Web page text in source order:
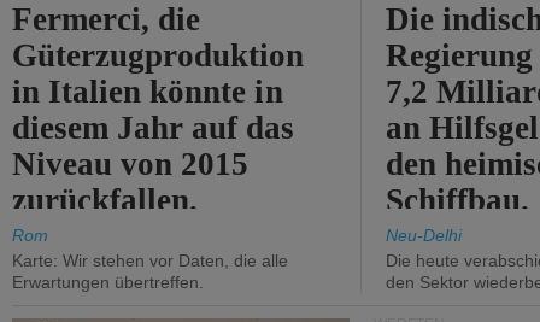
Fermerci, die
Güterzugproduktion
in Italien könnte in
diesem Jahr auf das
Niveau von 2015
zurückfallen.
Rom
Karte: Wir stehen vor Daten, die alle
Erwartungen übertreffen.
Die
7,2
an
den
Schiffbau.
Neu-Delhi
Die heute
den Sektor